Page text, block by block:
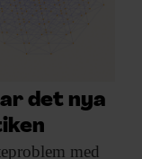
Vad
med så
inte bara
det nya
med